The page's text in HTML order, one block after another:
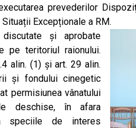
prevederilor
Excepționale a RM.
și aprobate
pe teritoriul raionului.
alin. (1) și art. 29 alin.
și fondului cinegetic
permisiunea vânatului
deschise, în afara
speciile de interes